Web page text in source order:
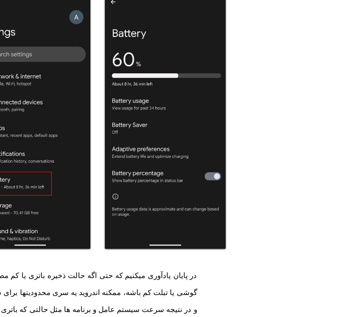
در پایان یادآوری میکنیم که حتی اگه حالت ذخیره باتری یا
گوشی یا تبلت کم باشه، ممکنه اندروید یه سری محدودیتها
و در نتیجه سرعت سیستم عامل و برنامه ها مثل حالتی که باتری